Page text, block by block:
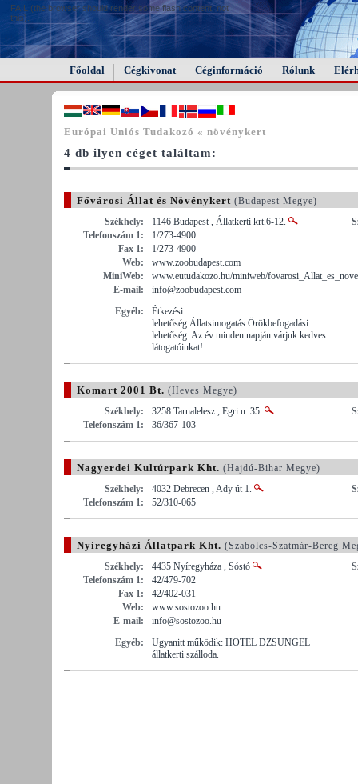
FAIL (the browser should render some flash content, not
this).
Főoldal Cégkivonat Céginformáció Rólunk
Európai Uniós Tudakozó « növénykert
4 db ilyen céget találtam:
Fővárosi Állat és Növénykert (Budapest Megye)
Székhely:
1146 Budapest , Állatkerti krt.6-12.
Telefonszám 1:
1/273-4900
Fax 1:
1/273-4900
Web:
www.zoobudapest.com
MiniWeb:
www.eutudakozo.hu/miniweb/
E-mail:
info@zoobudapest.com
Egyéb:
Étkezési
lehetőség.Állatsimogatás.Örökbefogadási
lehetőség. Az év minden napján várjuk kedves
látogatóinkat!
Komart 2001 Bt. (Heves Megye)
Székhely:
3258 Tarnalelesz , Egri u. 35.
Telefonszám 1:
36/367-103
Nagyerdei Kultúrpark Kht. (Hajdú-Bihar Megye)
Székhely:
4032 Debrecen , Ady út 1.
Telefonszám 1:
52/310-065
Nyíregyházi Állatpark Kht. (Szabolcs-Szatmár-Bereg
Székhely:
4435 Nyíregyháza , Sóstó
Telefonszám 1:
42/479-702
Fax 1:
42/402-031
Web:
www.sostozoo.hu
E-mail:
info@sostozoo.hu
Egyéb:
Ugyanitt működik: HOTEL DZSUNGEL
állatkerti szálloda.